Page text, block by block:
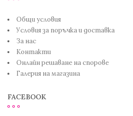
Общи условия
Условия за поръчка и доставка
За нас
Контакти
Онлайн решаване на спорове
Галерия на магазина
FACEBOOK